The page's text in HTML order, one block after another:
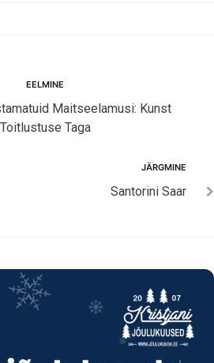
EELMINE
Maitseelamusi: Kunst
Toitlustuse Taga
JÄRGMINE
Santorini Saar